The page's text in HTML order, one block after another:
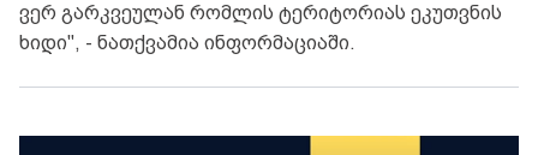
ვერ გარკვეულან რომლის ტერიტორიას ეკუთვნის
ხიდი", - ნათქვამია ინფორმაციაში.